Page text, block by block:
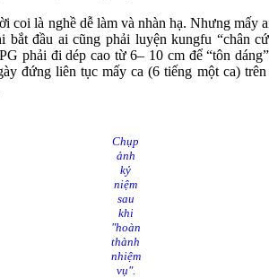
coi là nghề dễ làm và nhàn hạ. Nhưng mấy
bắt đầu ai cũng phải luyện kungfu “chân
phải đi dép cao từ 6– 10 cm để “tôn
đứng liên tục mấy ca (6 tiếng một ca)
Chụp
ảnh
kỷ
niệm
sau
khi
"hoàn
thành
nhiệm
vụ".